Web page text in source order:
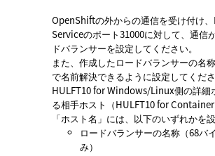
OpenShiftの外からの通信を受け付け
Serviceのポート31000に対して、通信
ドバランサーを設定してください。
また、作成したロードバランサーの名
で名前解決できるように設定してくださ
HULFT10 for Windows/Linux側の詳細
る相手ホスト（HULFT10 for
ホスト名
には、以下のいずれかを
ロードバランサーの名称（68バ
み）